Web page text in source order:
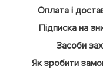
Оплата і
Підписка на
Засоби
Як зробити